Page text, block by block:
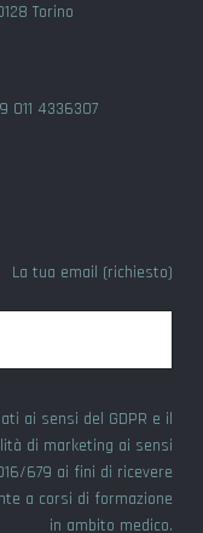
Torino
011 4336307
La tua email (richiesto)
ai sensi del GDPR e il
di marketing ai sensi
679 ai fini di ricevere
a corsi di formazione
in ambito medico.